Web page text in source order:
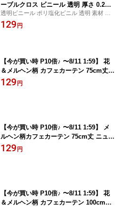
ーブルクロス ビニール 透明 厚さ 0.2m
m 120cm巾 透明ビニール【 30cm以上1
0cm単位のカット販売 メール便は1.5m
透明ビニール ポリ塩化ビニル 透明 素材 PV
C クリア 手芸 テーブルクロス 120cm幅 0.2
mm
129 円
【今が買い時 P10倍♪ 〜8/11 1:59】 花
＆メルヘン柄 カフェカーテン 75cm丈
ローザンヌ 10cm単位カット メール便は
129 円
【今が買い時 P10倍♪ 〜8/11 1:59】 メ
ルヘン柄カフェカーテン 75cm丈 ニュー
ロキシ− 10cm単位カット メール便は3.0
129 円
【今が買い時 P10倍♪ 〜8/11 1:59】 花
＆メルヘン柄 カフェカーテン 100cm丈